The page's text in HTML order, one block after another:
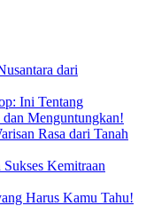
dari
Ini Tentang
Menguntungkan!
Rasa dari Tanah
Kemitraan
Harus Kamu Tahu!